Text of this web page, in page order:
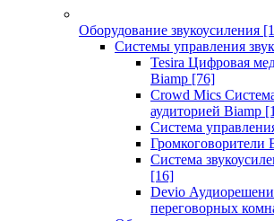
Оборудование звукоусиления
Системы управления
Tesira Цифровая
Biamp [76]
Crowd Mics
аудиторией Biamp
Система
Громкоговорители
Система
[16]
Devio
переговорных